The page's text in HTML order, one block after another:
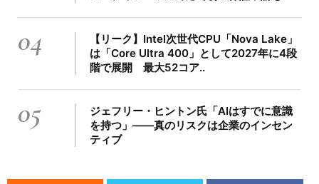
04
【リーク】Intel次世代CPU「Nova Lake」
は「Core Ultra 400」として2027年に4段
階で展開 最大52コア..
05
ジェフリー・ヒントン氏「AIはすでに意識
を持つ」――真のリスクは企業のインセン
ティブ